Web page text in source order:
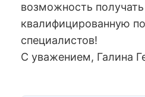
возможность получать
квалифицированную
специалистов!
С уважением, Галина